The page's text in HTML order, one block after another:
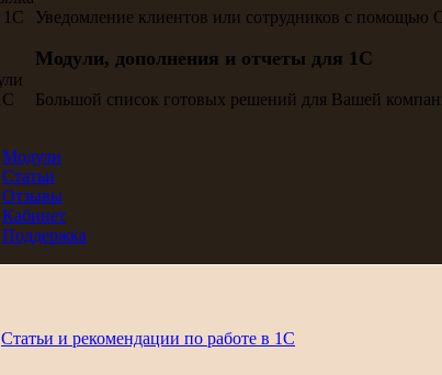
Уведомление клиентов или сотрудников с
Модули, дополнения и отчеты для 1С
Большой список готовых решений для Вашей
Модули
Статьи
Отзывы
Кабинет
Поддержка
Статьи и рекомендации по работе в 1С